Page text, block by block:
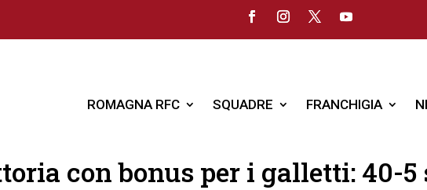
ROMAGNA RFC SQUADRE FRANCHIGIA
con bonus per i galletti: 40-